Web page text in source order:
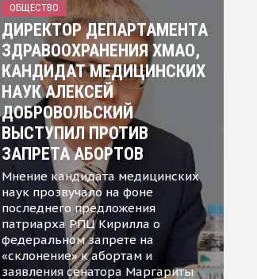
ОБЩЕСТВО
ДИРЕКТОР ДЕПАРТАМЕНТА
ЗДРАВООХРАНЕНИЯ ХМАО,
КАНДИДАТ МЕДИЦИНСКИХ
НАУК АЛЕКСЕЙ
ДОБРОВОЛЬСКИЙ
ВЫСТУПИЛ ПРОТИВ
ЗАПРЕТА АБОРТОВ
Мнение кандидата медицинских
наук прозвучало на фоне
последнего предложения
патриарха РПЦ Кирилла о
федеральном запрете на
«склонение» к абортам и
заявления сенатора Маргариты